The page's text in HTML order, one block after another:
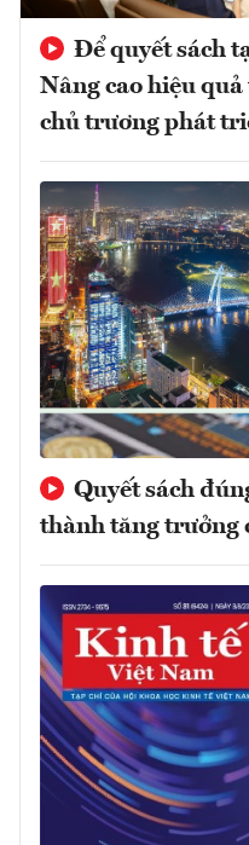
Để quyết sách
Nâng cao hiệu
chủ trương phát
Quyết sách
thành tăng trưởng